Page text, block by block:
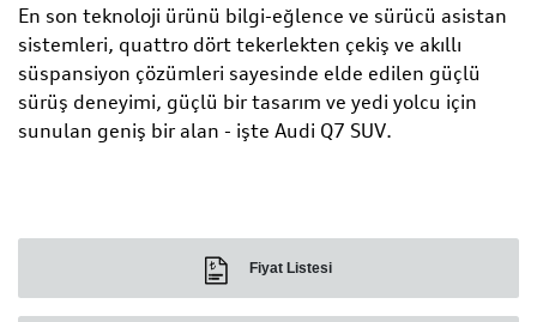
En son teknoloji ürünü bilgi-eğlence ve sürücü asistan
sistemleri, quattro dört tekerlekten çekiş ve akıllı
süspansiyon çözümleri sayesinde elde edilen güçlü
sürüş deneyimi, güçlü bir tasarım ve yedi yolcu için
sunulan geniş bir alan - işte Audi Q7 SUV.
Fiyat Listesi